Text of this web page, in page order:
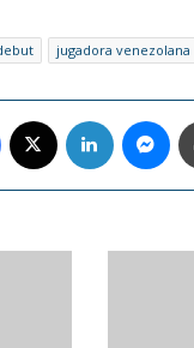
jugadora venezolana
Facebook LinkedIn